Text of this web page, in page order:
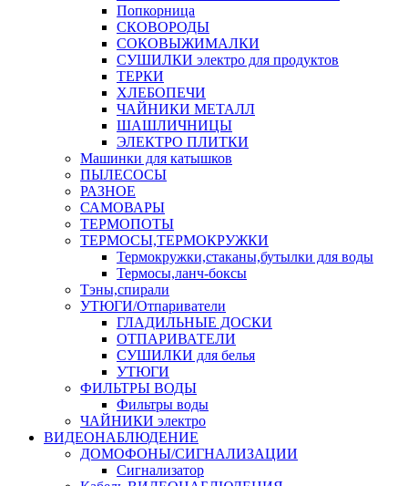
Попкорница
СКОВОРОДЫ
СОКОВЫЖИМАЛКИ
СУШИЛКИ электро для продуктов
ТЕРКИ
ХЛЕБОПЕЧИ
ЧАЙНИКИ МЕТАЛЛ
ШАШЛИЧНИЦЫ
ЭЛЕКТРО ПЛИТКИ
Машинки для катышков
ПЫЛЕСОСЫ
РАЗНОЕ
САМОВАРЫ
ТЕРМОПОТЫ
ТЕРМОСЫ,ТЕРМОКРУЖКИ
Термокружки,стаканы,бутылки для воды
Термосы,ланч-боксы
Тэны,спирали
УТЮГИ/Отпариватели
ГЛАДИЛЬНЫЕ ДОСКИ
ОТПАРИВАТЕЛИ
СУШИЛКИ для белья
УТЮГИ
ФИЛЬТРЫ ВОДЫ
Фильтры воды
ЧАЙНИКИ электро
ВИДЕОНАБЛЮДЕНИЕ
ДОМОФОНЫ/СИГНАЛИЗАЦИИ
Сигнализатор